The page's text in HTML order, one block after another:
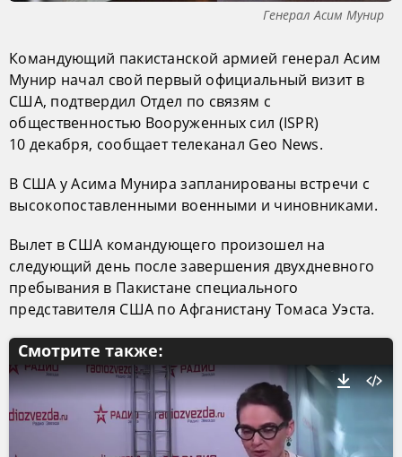
Генерал Асим Мунир
Командующий пакистанской армией генерал Асим
Мунир начал свой первый официальный визит в
США, подтвердил Отдел по связям с
общественностью Вооруженных сил (ISPR)
10 декабря, сообщает телеканал Geo News.
В США у Асима Мунира запланированы встречи с
высокопоставленными военными и чиновниками.
Вылет в США командующего произошел на
следующий день после завершения двухдневного
пребывания в Пакистане специального
представителя США по Афганистану Томаса Уэста.
Смотрите также: